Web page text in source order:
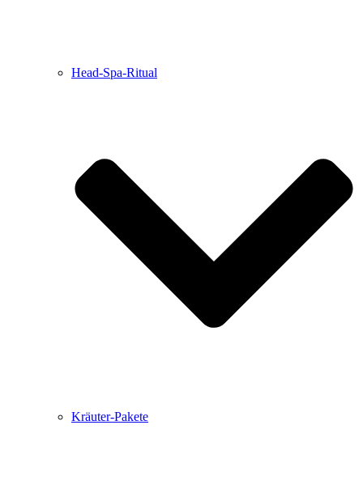
Head-Spa-Ritual
Kräuter-Pakete